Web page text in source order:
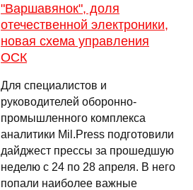
"Варшавянок", доля
отечественной электроники,
новая схема управления
ОСК
Для специалистов и
руководителей оборонно-
промышленного комплекса
аналитики Mil.Press подготовили
дайджест прессы за прошедшую
неделю с 24 по 28 апреля. В него
попали наиболее важные